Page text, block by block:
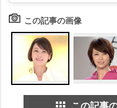
この記事の画像
この記事